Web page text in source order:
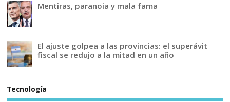
Mentiras, paranoia y mala fama
El ajuste golpea a las provincias: el superávit
fiscal se redujo a la mitad en un año
Tecnología